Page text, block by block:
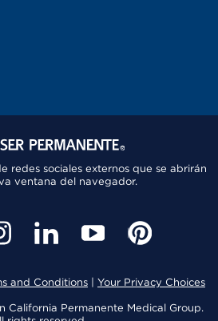
redes sociales externos que se abrirán
ventana del navegador.
and Conditions| Your Privacy Choices
California Permanente Medical Group.